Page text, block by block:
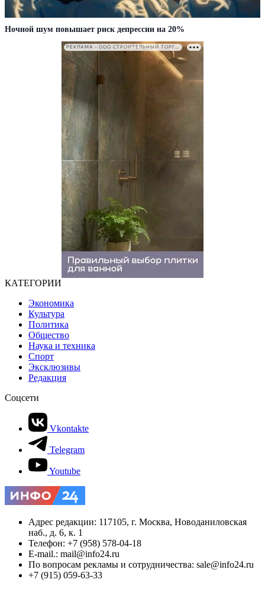
Ночной шум повышает риск депрессии на 20%
РЕКЛАМА • ООО СТРОИТЕЛЬНЫЙ ТОРГОВЫЙ ДОМ «ПЕТРОВИЧ». ИНН: 7802348846
КАТЕГОРИИ
Экономика
Культура
Политика
Общество
Наука и техника
Спорт
Эксклюзивы
Редакция
Соцсети
Vkontakte
Telegram
Youtube
Адрес редакции: 117105, г. Москва, Новоданиловская
наб., д. 6, к. 1
Телефон: +7 (958) 578-04-18
E-mail.: mail@info24.ru
По вопросам рекламы и сотрудничества: sale@info24.ru
+7 (915) 059-63-33